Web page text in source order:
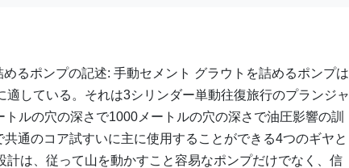
るポンプの記述: 手動セメント グラウトを詰めるポンプは
している。それは3シリンダー単動往復旅行のプランジャ
ルの穴の深さで1000メートルの穴の深さで油圧影響の訓
通のコア試すいに主に使用することができる4つのギヤと
は、従って山を動かすこと容易なポンプだけでなく、信